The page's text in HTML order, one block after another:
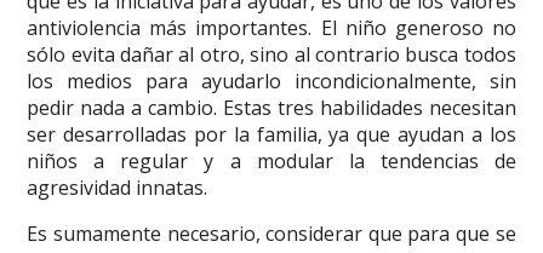
antiviolencia más importantes. El niño generoso no
sólo evita dañar al otro, sino al contrario busca todos
los medios para ayudarlo incondicionalmente, sin
pedir nada a cambio. Estas tres habilidades necesitan
ser desarrolladas por la familia, ya que ayudan a los
niños a regular y a modular la tendencias de
agresividad innatas.
Es sumamente necesario, considerar que para que se